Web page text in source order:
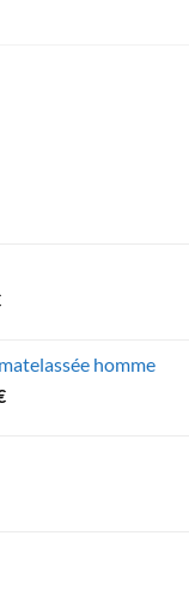
€.
Plage
21.90 €
à
homme
Le
€.